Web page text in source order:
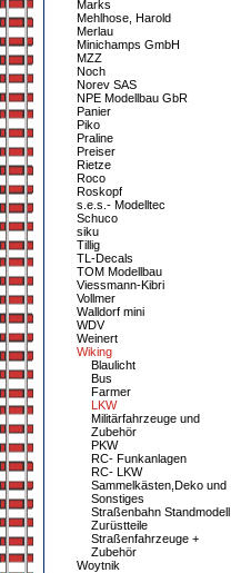
Marks
Mehlhose, Harold
Merlau
Minichamps GmbH
MZZ
Noch
Norev SAS
NPE Modellbau GbR
Panier
Piko
Praline
Preiser
Rietze
Roco
Roskopf
s.e.s.- Modelltec
Schuco
siku
Tillig
TL-Decals
TOM Modellbau
Viessmann-Kibri
Vollmer
Walldorf mini
WDV
Weinert
Wiking
Blaulicht
Bus
Farmer
LKW
Militärfahrzeuge und
Zubehör
PKW
RC- Funkanlagen
RC- LKW
Sammelkästen,Deko und
Sonstiges
Straßenbahn Standmodell
Zurüstteile
Straßenfahrzeuge +
Zubehör
Woytnik